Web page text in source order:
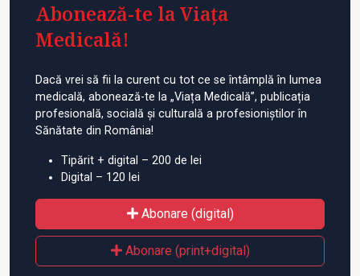
Abonează-te la Viața
Medicală!
Dacă vrei să fii la curent cu tot ce se întâmplă în lumea
medicală, abonează-te la „Viața Medicală”, publicația
profesională, socială și culturală a profesioniștilor în
Sănătate din România!
Tipărit + digital – 200 de lei
Digital – 120 lei
Abonare (digital)
Abonare (print+digital)